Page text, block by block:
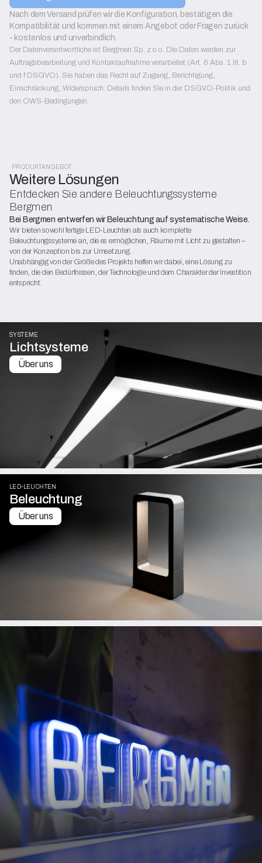
Nach dem Versand prüfen wir die Konfiguration, bestätigen die
Kompatibilität und kommen mit einem Angebot oder Fragen zurück
- kostenlos und unverbindlich.
Der Datenverantwortliche ist Bergmen Sp. z o.o. Die Daten werden zur
Auftragsbearbeitung und Kontaktaufnahme verarbeitet (Art. 6 Abs. 1 lit. b
und f DSGVO). Sie haben das Recht auf Zugang, Berichtigung,
Einschränkung, Widerspruch. Details finden Sie in der DSGVO-Politik und
den OWS-Bedingungen.
PRODUKTANGEBOT
Weitere Lösungen
Entdecken Sie andere Beleuchtungssysteme
Bergmen
Bei Bergmen entwerfen wir Beleuchtung auf systematische Weise.
Wir bieten sowohl fertige LED-Leuchten als auch komplette
Beleuchtungssysteme an, die es ermöglichen, Räume mit Licht zu gestalten –
von der Konzeption bis zur Umsetzung.
Unabhängig von der Größe des Projekts helfen wir dabei, eine Lösung zu
finden, die den Bedürfnissen, der Technologie und dem Charakter der Investition
entspricht.
SYSTEME
Lichtsysteme
Über uns
LED-LEUCHTEN
Beleuchtung
Über uns